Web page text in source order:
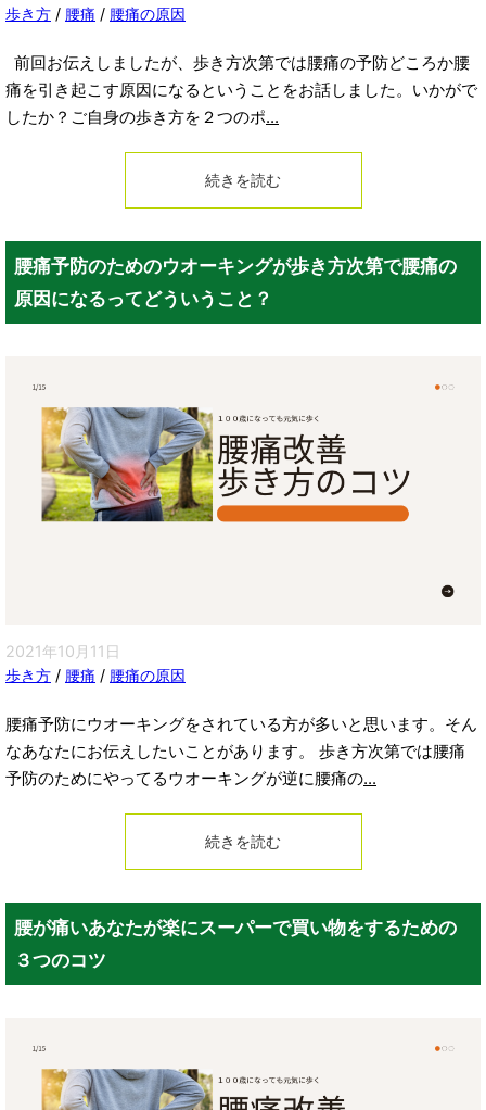
歩き方 / 腰痛 / 腰痛の原因
前回お伝えしましたが、歩き方次第では腰痛の予防どころか腰
痛を引き起こす原因になるということをお話しました。いかがで
したか？ご自身の歩き方を２つのポ...
続きを読む
腰痛予防のためのウオーキングが歩き方次第で腰痛の
原因になるってどういうこと？
2021年10月11日
歩き方 / 腰痛 / 腰痛の原因
腰痛予防にウオーキングをされている方が多いと思います。そん
なあなたにお伝えしたいことがあります。 歩き方次第では腰痛
予防のためにやってるウオーキングが逆に腰痛の...
続きを読む
腰が痛いあなたが楽にスーパーで買い物をするための
３つのコツ